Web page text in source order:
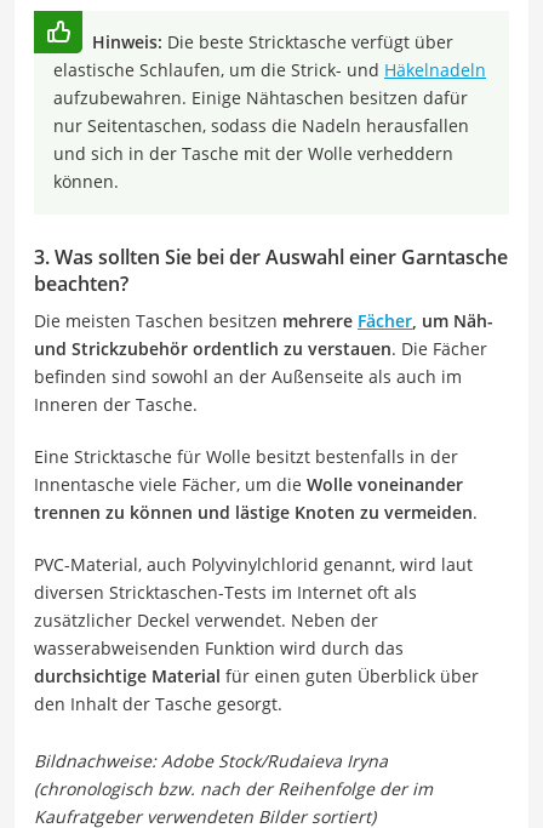
Hinweis: Die beste Stricktasche verfügt über
elastische Schlaufen, um die Strick- und Häkelnadeln
aufzubewahren. Einige Nähtaschen besitzen dafür
nur Seitentaschen, sodass die Nadeln herausfallen
und sich in der Tasche mit der Wolle verheddern
können.
3. Was sollten Sie bei der Auswahl einer Garntasche
beachten?
Die meisten Taschen besitzen mehrere Fächer , um Näh-
und Strickzubehör ordentlich zu verstauen. Die Fächer
befinden sind sowohl an der Außenseite als auch im
Inneren der Tasche.
Eine Stricktasche für Wolle besitzt bestenfalls in der
Innentasche viele Fächer, um die Wolle voneinander
trennen zu können und lästige Knoten zu vermeiden.
PVC-Material, auch Polyvinylchlorid genannt, wird laut
diversen Stricktaschen-Tests im Internet oft als
zusätzlicher Deckel verwendet. Neben der
wasserabweisenden Funktion wird durch das
durchsichtige Material für einen guten Überblick über
den Inhalt der Tasche gesorgt.